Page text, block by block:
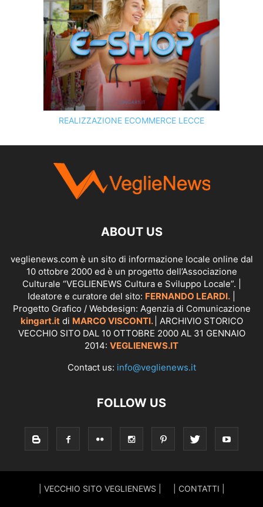
REALIZZAZIONE ECOMMERCE LECCE
SCOPRI I SERVIZI DIKINGART.IT
ABOUT US
veglienews.com è un sito di informazione locale online dal
10 ottobre 2000 ed è un progetto dell’Associazione
Culturale “VEGLIENEWS Cultura e Sviluppo Locale”. |
Ideatore e curatore del sito: FERNANDO LEARDI.
Progetto Grafico / Webdesign: Agenzia di Comunicazione
kingart.itdi MARCO VISCONTI. | ARCHIVIO STORICO
VECCHIO SITO DAL 10 OTTOBRE 2000 AL 31 GENNAIO
2014: VEGLIENEWS.IT
Contact us: info@veglienews.it
FOLLOW US
| VECCHIO SITO VEGLIENEWS | | CONTATTI |